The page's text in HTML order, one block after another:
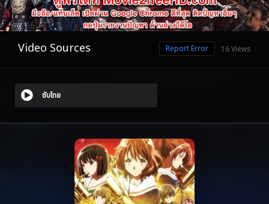
Video Sources 16 Views
Report Error
ซับไทย